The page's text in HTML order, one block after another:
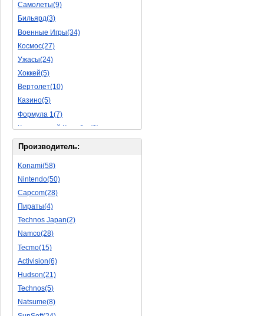
Головоломка(5)
Rpg(3)
Пошаговые Игры(15)
Пазлы(56)
Исторические(16)
Обучающие(5)
Самолеты(9)
Бильярд(3)
Военные Игры(34)
Космос(27)
Ужасы(24)
Хоккей(5)
Вертолет(10)
Казино(5)
Формула 1(7)
Космический Корабль(9)
Баскетбол(10)
Мультфильм(20)
Роботы(15)
Дебильные(1)
2D(164)
На Русском Языке(11)
Бокс(6)
Карате(11)
Избей Их Всех(22)
Мотокросс(4)
Реслинг(10)
Подводная Лодка(2)
Производитель:
Konami(58)
Nintendo(50)
Capcom(28)
Пираты(4)
Technos Japan(2)
Namco(28)
Tecmo(15)
Activision(6)
Hudson(21)
Technos(5)
Natsume(8)